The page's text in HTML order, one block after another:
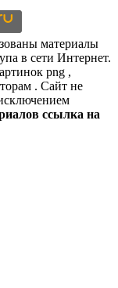
материалы
в сети Интернет.
png ,
. Сайт не
ссылка на